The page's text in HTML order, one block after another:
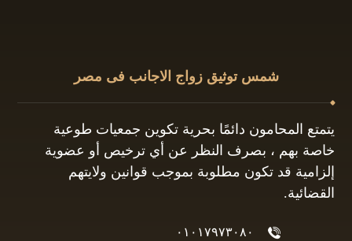
شمس توثيق زواج الاجانب فى مصر
يتمتع المحامون دائمًا بحرية تكوين جمعيات طوعية
خاصة بهم ، بصرف النظر عن أي ترخيص أو عضوية
إلزامية قد تكون مطلوبة بموجب قوانين ولايتهم
القضائية.
٠١٠١٧٩٧٣٠٨٠